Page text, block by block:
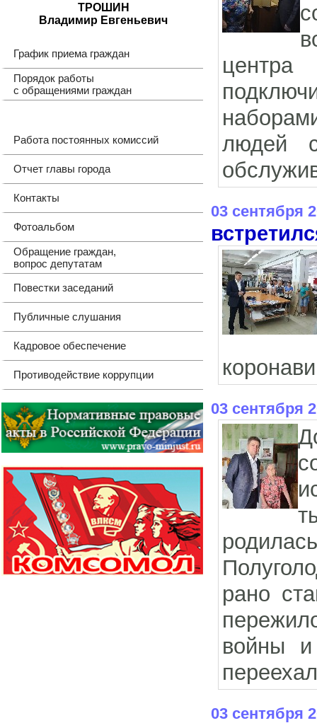
ТРОШИН
Владимир Евгеньевич
График приема граждан
Порядок работы
с обращениями граждан
Работа постоянных комиссий
Отчет главы города
Контакты
Фотоальбом
Обращение граждан,
вопрос депутатам
Повестки заседаний
Публичные слушания
Кадровое обеспечение
Противодействие коррупции
людей
03 сентября
03 сентября
рано
войны
03 сентября